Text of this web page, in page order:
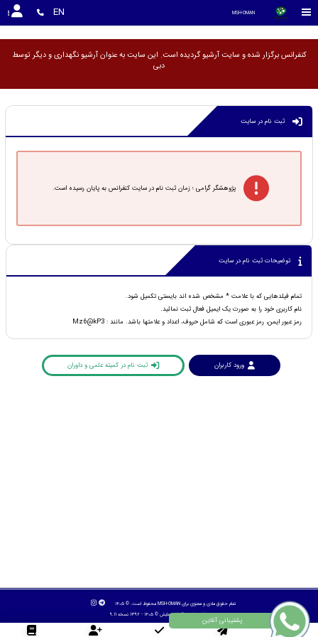
MSH-OMAN
EN
کنفرانس برگزار شده و سایت آرشیو گردیده است. این سایت به عنوان آرشیو نگهداری و دیگر توسط
ثبت نام در سایت
پژوهشگر گرامی ؛ زمان ثبت نام در سایت کنفرانس به پایان رسیده است.
توضیحات ثبت نام در سایت
تمام فیلدهایی که با علامت * مشخص شده اند بایستی تکمیل شود.
نام کاربری خود را به صورت یک ایمیل فعال ثبت نمائید.
رمز عبور ایمن، رمز عبوری است که شامل حروف، اعداد و علامتها باشد. مانند : Mz6@kP3
ورود کاربران ثبت نام در کمیته علمی و داوران
تمام حقوق مادی و معنوی برای MSH-OMAN محفوظ است. © ۱۴۰۵
طراح سایت :آسان همایش © ۱۴۰۵ - 1392 نسخه 9.11